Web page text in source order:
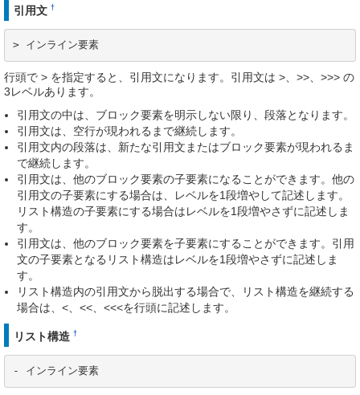
引用文 †
> インライン要素
行頭で > を指定すると、引用文になります。引用文は >、>>、>>> の
3レベルあります。
引用文の中は、ブロック要素を明示しない限り、段落となります。
引用文は、空行が現われるまで継続します。
引用文内の段落は、新たな引用文またはブロック要素が現われるま
で継続します。
引用文は、他のブロック要素の子要素になることができます。他の
引用文の子要素にする場合は、レベルを1段増やして記述します。
リスト構造の子要素にする場合はレベルを1段増やさずに記述しま
す。
引用文は、他のブロック要素を子要素にすることができます。引用
文の子要素となるリスト構造はレベルを1段増やさずに記述しま
す。
リスト構造内の引用文から脱出する場合で、リスト構造を継続する
場合は、<、<<、<<<を行頭に記述します。
リスト構造 †
- インライン要素